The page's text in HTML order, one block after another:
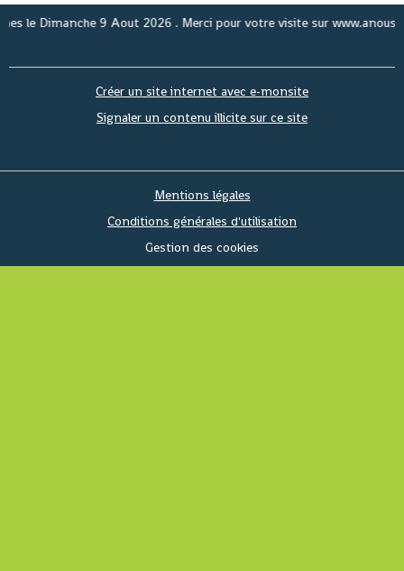
Créer un site internet avec e-monsite
Signaler un contenu illicite sur ce site
Mentions légales
Conditions générales d'utilisation
Gestion des cookies